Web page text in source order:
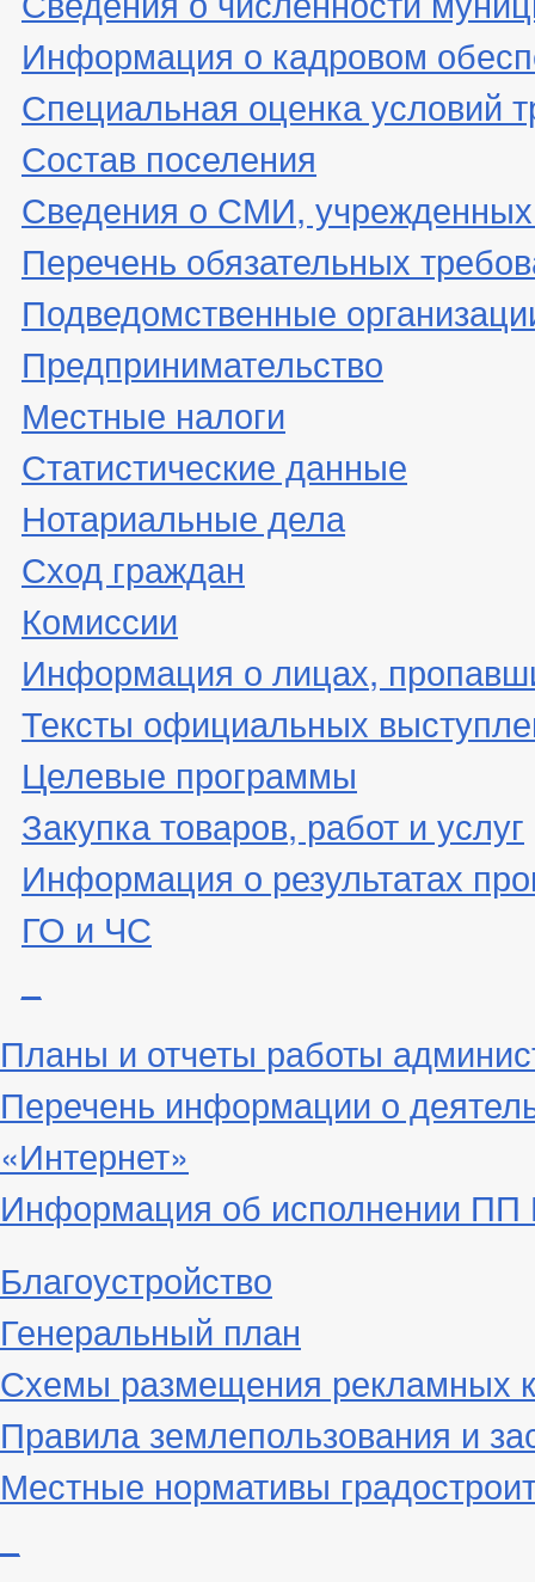
Информация о кадровом
Специальная оценка условий
Состав поселения
Сведения о СМИ,
Перечень обязательных
Подведомственные
Предпринимательство
Местные налоги
Статистические данные
Нотариальные дела
Сход граждан
Комиссии
Информация о лицах,
Тексты официальных
Целевые программы
Закупка товаров, работ и услуг
Информация о результатах
ГО и ЧС
Планы и отчеты работы
Перечень информации о
«Интернет»
Информация об исполнении ПП
Благоустройство
Генеральный план
Схемы размещения рекламных
Правила землепользования и
Местные нормативы